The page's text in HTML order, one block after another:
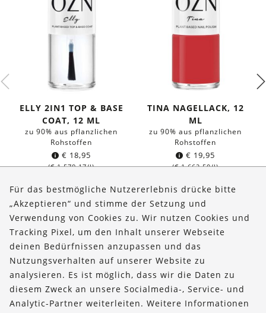
ELLY 2IN1 TOP & BASE
COAT, 12 ML
zu 90% aus pflanzlichen
Rohstoffen
€ 18,95
(€1.579,17/l)
TINA NAGELLACK, 12
ML
zu 90% aus pflanzlichen
Rohstoffen
€ 19,95
(€1.662,50/l)
Über uns
Bestellungen
Kontakt & Hilfe
FOLLOW US
Für das bestmögliche Nutzererlebnis drücke bitte
„Akzeptieren“ und stimme der Setzung und
Verwendung von Cookies zu. Wir nutzen Cookies und
Tracking Pixel, um den Inhalt unserer Webseite
deinen Bedürfnissen anzupassen und das
Nutzungsverhalten auf unserer Website zu
analysieren. Es ist möglich, dass wir die Daten zu
diesem Zweck an unsere Socialmedia-, Service- und
Analytic-Partner weiterleiten. Weitere Informationen